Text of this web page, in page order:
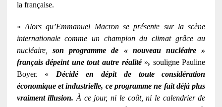
la française.
« Alors qu’Emmanuel Macron se présente sur la scène
internationale comme un champion du climat grâce au
nucléaire, son programme de « nouveau nucléaire »
français dépeint une tout autre réalité », souligne Pauline
Boyer. « Décidé en dépit de toute considération
économique et industrielle, ce programme ne fait déjà plus
vraiment illusion. À ce jour, ni le coût, ni le calendrier de